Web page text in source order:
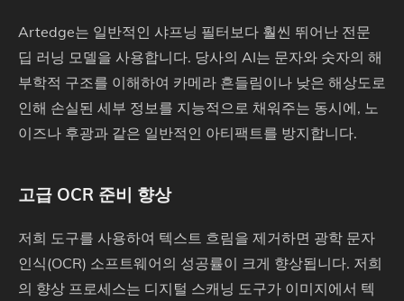
Artedge는 일반적인 샤프닝 필터보다 훨씬 뛰어난 전문
딥 러닝 모델을 사용합니다. 당사의 AI는 문자와 숫자의 해
부학적 구조를 이해하여 카메라 흔들림이나 낮은 해상도로
인해 손실된 세부 정보를 지능적으로 채워주는 동시에, 노
이즈나 후광과 같은 일반적인 아티팩트를 방지합니다.
고급 OCR 준비 향상
저희 도구를 사용하여 텍스트 흐림을 제거하면 광학 문자
인식(OCR) 소프트웨어의 성공률이 크게 향상됩니다. 저희
의 향상 프로세스는 디지털 스캐닝 도구가 이미지에서 텍